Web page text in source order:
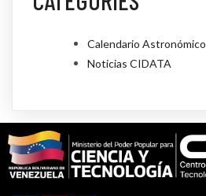
Calendario Astronómico
Noticias CIDATA